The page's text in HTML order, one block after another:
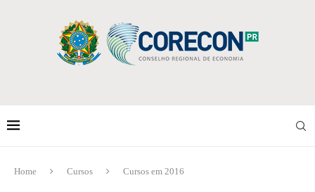
Home Cursos Cursos em 2016